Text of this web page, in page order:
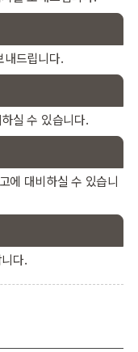
내드립니다.
실 수 있습니다.
에 대비하실 수 있습니
다.